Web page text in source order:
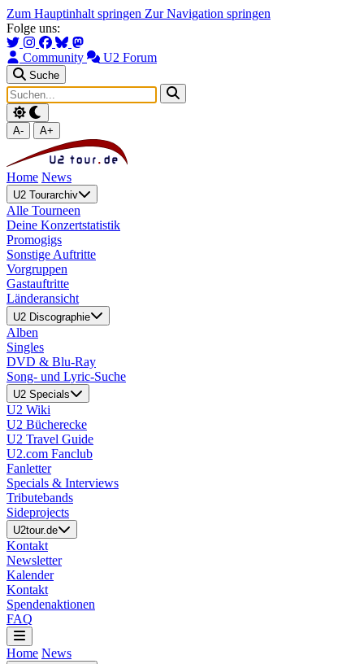
Zum Hauptinhalt springen Zur Navigation springen
Folge uns:
Community U2 Forum
Suche
A- A+
Home News
U2 Tourarchiv
Alle Tourneen
Deine Konzertstatistik
Promogigs
Sonstige Auftritte
Vorgruppen
Gastauftritte
Länderansicht
U2 Discographie
Alben
Singles
DVD & Blu-Ray
Song- und Lyric-Suche
U2 Specials
U2 Wiki
U2 Bücherecke
U2 Travel Guide
U2.com Fanclub
Fanletter
Specials & Interviews
Tributebands
Sideprojects
U2tour.de
Kontakt
Newsletter
Kalender
Kontakt
Spendenaktionen
FAQ
Home News